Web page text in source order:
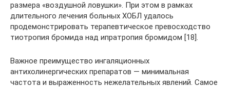
размера «воздушной ловушки». При этом в рамках
длительного лечения больных ХОБЛ удалось
продемонстрировать терапевтическое превосходство
тиотропия бромида над ипратропия бромидом [18].
Важное преимущество ингаляционных
антихолинергических препаратов — минимальная
частота и выраженность нежелательных явлений. Самое